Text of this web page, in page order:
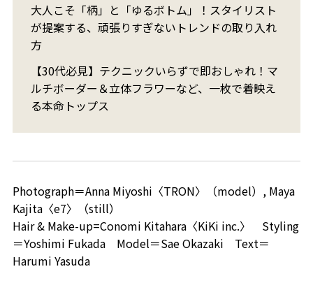
大人こそ「柄」と「ゆるボトム」！スタイリスト
が提案する、頑張りすぎないトレンドの取り入れ
方
【30代必見】テクニックいらずで即おしゃれ！マ
ルチボーダー＆立体フラワーなど、一枚で着映え
る本命トップス
Photograph＝Anna Miyoshi〈TRON〉（model）, Maya
Kajita〈e7〉（still）
Hair & Make-up=Conomi Kitahara〈KiKi inc.〉 Styling
＝Yoshimi Fukada Model＝Sae Okazaki Text＝
Harumi Yasuda